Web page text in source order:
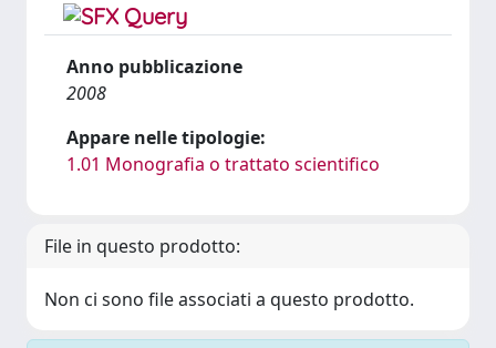
Anno pubblicazione
2008
Appare nelle tipologie:
1.01 Monografia o trattato scientifico
File in questo prodotto:
Non ci sono file associati a questo prodotto.